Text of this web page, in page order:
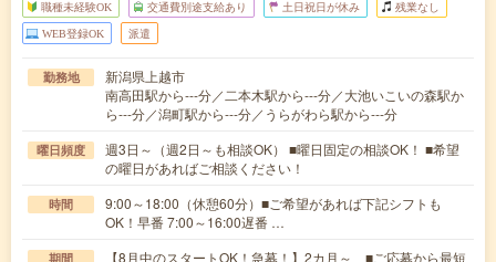
職種未経験OK 交通費別途支給あり 土日祝日が休み 残業なし
WEB登録OK 派遣
勤務地
新潟県上越市
南高田駅から---分／二本木駅から---分／大池いこいの森駅か
ら---分／潟町駅から---分／うらがわら駅から---分
曜日頻度
週3日～（週2日～も相談OK） ■曜日固定の相談OK！ ■希望
の曜日があればご相談ください！
時間
9:00～18:00（休憩60分）■ご希望があれば下記シフトも
OK！早番 7:00～16:00遅番 …
期間
【8月中のスタートOK！急募！】2カ月～ ■ご応募から最短